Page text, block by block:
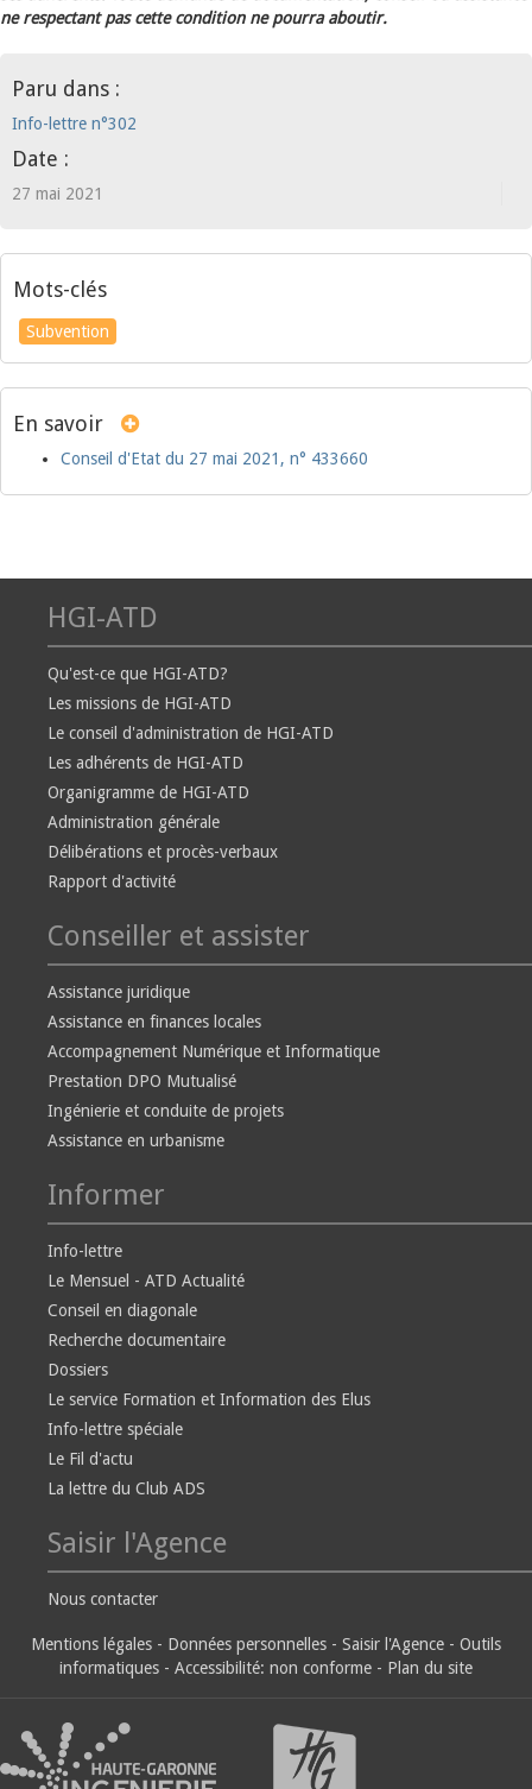
ne respectant pas cette condition ne pourra aboutir.
Paru dans :
Info-lettre n°302
Date :
27 mai 2021
Mots-clés
Subvention
En savoir
Conseil d'Etat du 27 mai 2021, n° 433660
HGI-ATD
Qu'est-ce que HGI-ATD?
Les missions de HGI-ATD
Le conseil d'administration de HGI-ATD
Les adhérents de HGI-ATD
Organigramme de HGI-ATD
Administration générale
Délibérations et procès-verbaux
Rapport d'activité
Conseiller et assister
Assistance juridique
Assistance en finances locales
Accompagnement Numérique et Informatique
Prestation DPO Mutualisé
Ingénierie et conduite de projets
Assistance en urbanisme
Informer
Info-lettre
Le Mensuel - ATD Actualité
Conseil en diagonale
Recherche documentaire
Dossiers
Le service Formation et Information des Elus
Info-lettre spéciale
Le Fil d'actu
La lettre du Club ADS
Saisir l'Agence
Nous contacter
Mentions légales - Données personnelles - Saisir l'Agence - Outils
informatiques - Accessibilité: non conforme - Plan du site